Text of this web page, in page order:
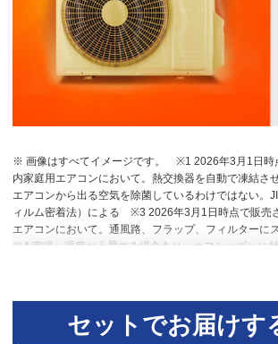
※ 画像はすべてイメージです。
※1 2026年3月1日時
内家庭用エアコンにおいて。熱交換器を自動で凍結さ
エアコンから出る空気を除菌しているわけではない。
ィルム密着法）による
※3 2026年3月1日時点で販売
エアコンにおいて。通風路、フラップ、フィルターに
※4 室温・湿度が上昇する場合あり。オフシーズンに
テンを閉め切った日射量の少ない日中を想定。
※6
み空気温度。ベランダなど狭小スペースに設置した場
セットでお届けす